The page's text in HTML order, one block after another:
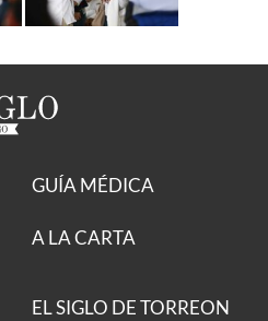
GUÍA MÉDICA
A LA CARTA
EL SIGLO DE TORREON